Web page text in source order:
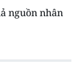
nguồn nhân